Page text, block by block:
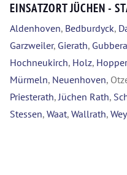
EINSATZORT JÜCHEN -
Aldenhoven, Bedburdyck,
Garzweiler, Gierath,
Hochneukirch, Holz,
Mürmeln, Neuenhoven,
Priesterath,Jüchen Rath,
Stessen, Waat, Wallrath, Wey